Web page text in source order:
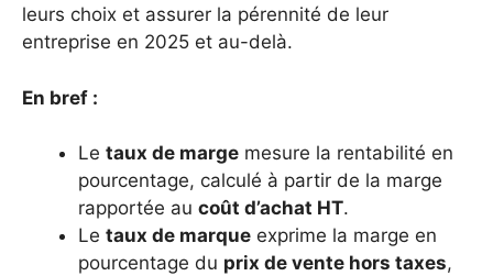
leurs choix et assurer la pérennité de leur
entreprise en 2025 et au-delà.
En bref :
Le taux de marge mesure la rentabilité en
pourcentage, calculé à partir de la marge
rapportée au coût d’achat HT.
Le taux de marque exprime la marge en
pourcentage du prix de vente hors taxes,